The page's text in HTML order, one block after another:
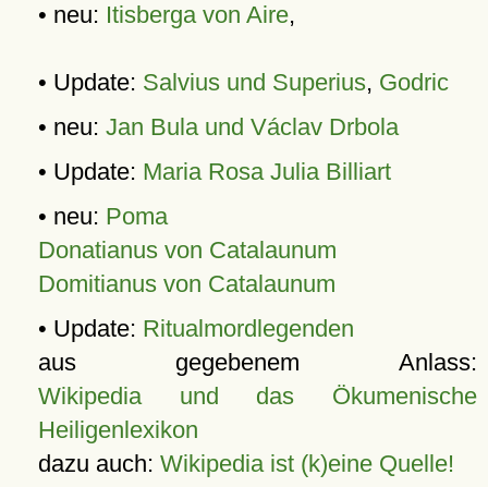
• neu: Itisberga von Aire,
• Update: Salvius und Superius, Godric
• neu: Jan Bula und Václav Drbola
• Update: Maria Rosa Julia Billiart
• neu: Poma
Donatianus von Catalaunum
Domitianus von Catalaunum
• Update: Ritualmordlegenden
aus gegebenem Anlass:
Wikipedia und das Ökumenische
Heiligenlexikon
dazu auch: Wikipedia ist (k)eine Quelle!